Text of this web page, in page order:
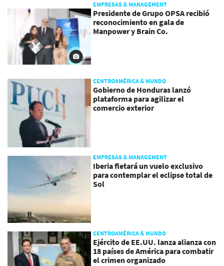
EMPRESAS & MANAGEMENT
Presidente de Grupo OPSA recibió
reconocimiento en gala de
Manpower y Brain Co.
CENTROAMÉRICA & MUNDO
Gobierno de Honduras lanzó
plataforma para agilizar el
comercio exterior
EMPRESAS & MANAGEMENT
Iberia fletará un vuelo exclusivo
para contemplar el eclipse total de
Sol
CENTROAMÉRICA & MUNDO
Ejército de EE.UU. lanza alianza con
18 países de América para combatir
el crimen organizado